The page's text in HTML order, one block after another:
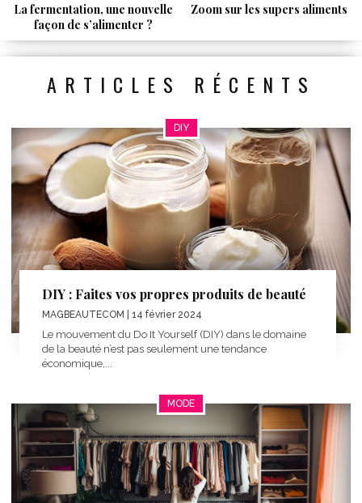
La fermentation, une nouvelle
façon de s’alimenter ?
Zoom sur les supers aliments
ARTICLES RÉCENTS
DIY
DIY : Faites vos propres produits de beauté
MAGBEAUTECOM | 14 février 2024
Le mouvement du Do It Yourself (DIY) dans le domaine
de la beauté n’est pas seulement une tendance
économique,...
MODE